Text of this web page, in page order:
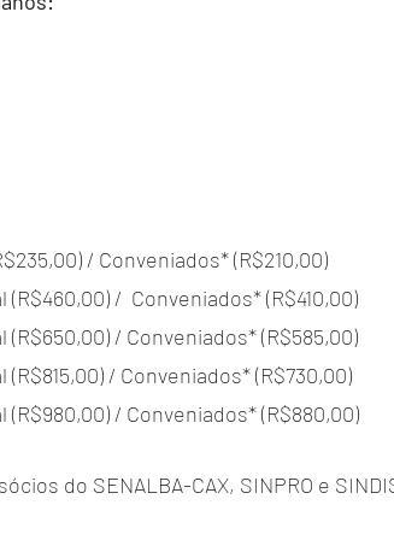
/ Conveniados* (R$210,00)
/  Conveniados* (R$410,00)
/ Conveniados* (R$585,00)
/ Conveniados* (R$730,00)
/ Conveniados* (R$880,00)
do SENALBA-CAX, SINPRO e